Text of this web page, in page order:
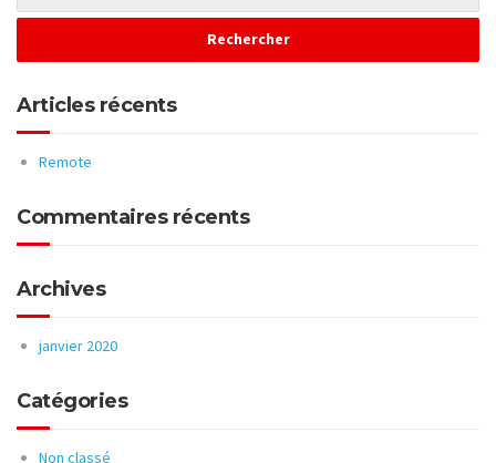
Articles récents
Remote
Commentaires récents
Archives
janvier 2020
Catégories
Non classé